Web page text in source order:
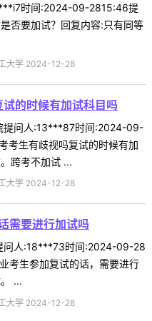
时间:2024-09-2815:46提
否要加试？回复内容:只有同等
大学 2024-12-28
的时候有加试科目吗
提问人:13***87时间:2024-09-
考生有歧视吗复试的时候有加
跨考不加试 ...
大学 2024-12-28
需要进行加试吗
问人:18***73时间:2024-09-28
考生参加复试的话，需要进行
...
大学 2024-12-28